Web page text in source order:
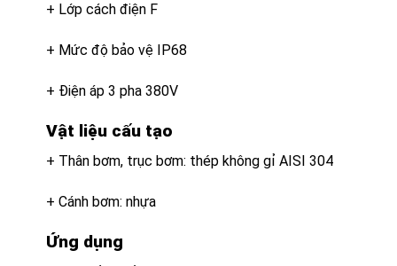
+ Lớp cách điện F
+ Mức độ bảo vệ IP68
+ Điện áp 3 pha 380V
Vật liệu cấu tạo
+ Thân bơm, trục bơm: thép không gỉ AISI 304
+ Cánh bơm: nhựa
Ứng dụng